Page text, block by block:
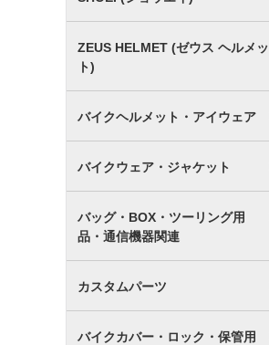
ZEUS HELMET (ゼウス ヘルメッ
ト)
バイクヘルメット・アイウェア
バイクウェア・ジャケット
バッグ・BOX・ツーリング用
品・通信機器関連
カスタムパーツ
バイクカバー・ロック・保管用